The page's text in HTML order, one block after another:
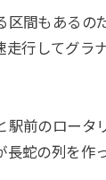
区間もあるの
走行してグラ
駅前のロータ
長蛇の列を作